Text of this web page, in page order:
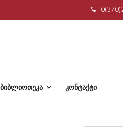
ბიბლიოთეკა კონტაქტი